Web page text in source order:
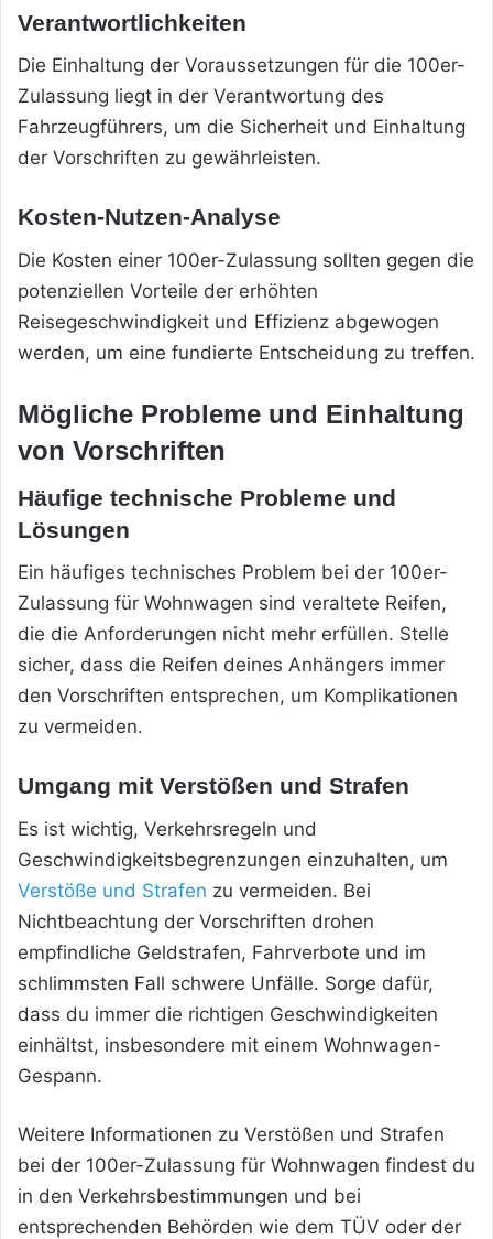
Verantwortlichkeiten
Die Einhaltung der Voraussetzungen für die 100er-
Zulassung liegt in der Verantwortung des
Fahrzeugführers, um die Sicherheit und Einhaltung
der Vorschriften zu gewährleisten.
Kosten-Nutzen-Analyse
Die Kosten einer 100er-Zulassung sollten gegen die
potenziellen Vorteile der erhöhten
Reisegeschwindigkeit und Effizienz abgewogen
werden, um eine fundierte Entscheidung zu treffen.
Mögliche Probleme und Einhaltung
von Vorschriften
Häufige technische Probleme und
Lösungen
Ein häufiges technisches Problem bei der 100er-
Zulassung für Wohnwagen sind veraltete Reifen,
die die Anforderungen nicht mehr erfüllen. Stelle
sicher, dass die Reifen deines Anhängers immer
den Vorschriften entsprechen, um Komplikationen
zu vermeiden.
Umgang mit Verstößen und Strafen
Es ist wichtig, Verkehrsregeln und
Geschwindigkeitsbegrenzungen einzuhalten, um
Verstöße und Strafen zu vermeiden. Bei
Nichtbeachtung der Vorschriften drohen
empfindliche Geldstrafen, Fahrverbote und im
schlimmsten Fall schwere Unfälle. Sorge dafür,
dass du immer die richtigen Geschwindigkeiten
einhältst, insbesondere mit einem Wohnwagen-
Gespann.
Weitere Informationen zu Verstößen und Strafen
bei der 100er-Zulassung für Wohnwagen findest du
in den Verkehrsbestimmungen und bei
entsprechenden Behörden wie dem TÜV oder der